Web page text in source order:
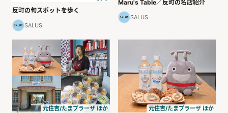
反町の旬スポットを歩く
SALUS
Maru's Table／反町の名店紹介
SALUS
元住吉/たまプラーザ ほか 元住吉/たまプラーザ ほか